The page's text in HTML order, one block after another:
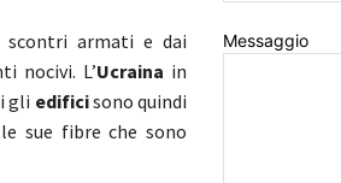
scontri armati e dai
nocivi. L’Ucraina in
gli edificisono quindi
sue fibre che sono
Messaggio